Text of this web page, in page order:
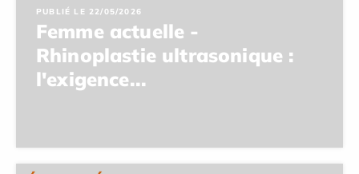
PUBLIÉ LE 22/05/2026
Femme actuelle -
Rhinoplastie ultrasonique :
l'exigence...